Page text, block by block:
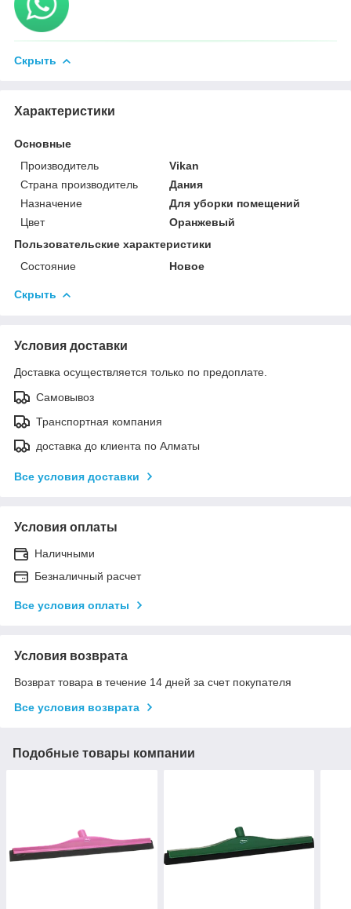
Скрыть
Характеристики
Основные
Производитель
Vikan
Страна производитель
Дания
Назначение
Для уборки помещений
Цвет
Оранжевый
Пользовательские характеристики
Состояние
Новое
Скрыть
Условия доставки
Доставка осуществляется только по предоплате.
Самовывоз
Транспортная компания
доставка до клиента по Алматы
Все условия доставки
Условия оплаты
Наличными
Безналичный расчет
Все условия оплаты
Условия возврата
Возврат товара в течение 14 дней за счет покупателя
Все условия возврата
Подобные товары компании